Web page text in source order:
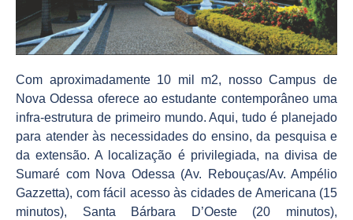
Com aproximadamente 10 mil m2, nosso Campus de
Nova Odessa oferece ao estudante contemporâneo uma
infra-estrutura de primeiro mundo. Aqui, tudo é planejado
para atender às necessidades do ensino, da pesquisa e
da extensão. A localização é privilegiada, na divisa de
Sumaré com Nova Odessa (Av. Rebouças/Av. Ampélio
Gazzetta), com fácil acesso às cidades de Americana (15
minutos), Santa Bárbara D’Oeste (20 minutos),